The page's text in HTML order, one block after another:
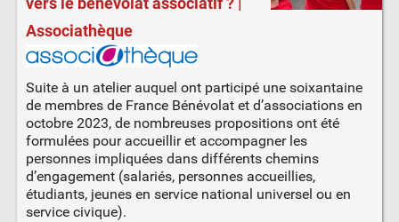
Associathèque
Suite à un atelier auquel ont participé une soixantaine
de membres de France Bénévolat et d’associations en
octobre 2023, de nombreuses propositions ont été
formulées pour accueillir et accompagner les
personnes impliquées dans différents chemins
d’engagement (salariés, personnes accueillies,
étudiants, jeunes en service national universel ou en
service civique).